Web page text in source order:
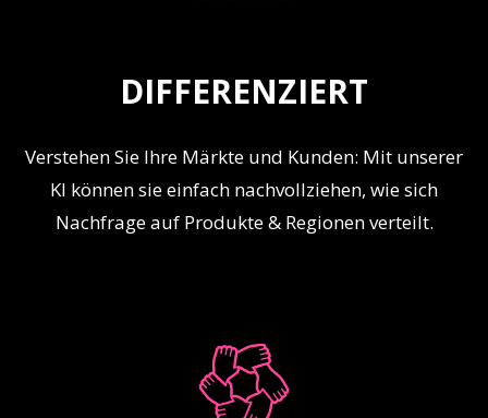
DIFFERENZIERT
Verstehen Sie Ihre Märkte und Kunden: Mit unserer
KI können sie einfach nachvollziehen, wie sich
Nachfrage auf Produkte & Regionen verteilt.